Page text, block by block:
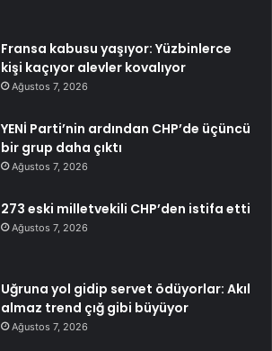
Fransa kabusu yaşıyor: Yüzbinlerce
kişi kaçıyor alevler kovalıyor
Ağustos 7, 2026
YENİ Parti’nin ardından CHP’de üçüncü
bir grup daha çıktı
Ağustos 7, 2026
273 eski milletvekili CHP’den istifa etti
Ağustos 7, 2026
Uğruna yol gidip servet ödüyorlar: Akıl
almaz trend çığ gibi büyüyor
Ağustos 7, 2026